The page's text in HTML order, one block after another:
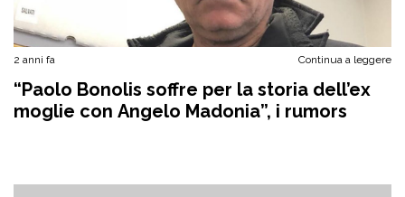
2 anni fa Continua a leggere
“Paolo Bonolis soffre per la storia dell’ex
moglie con Angelo Madonia”, i rumors